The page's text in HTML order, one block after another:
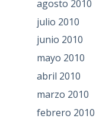
agosto 2010
julio 2010
junio 2010
mayo 2010
abril 2010
marzo 2010
febrero 2010